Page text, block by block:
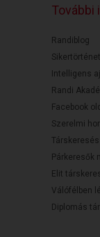
További
Randiblog
Intelligens
Randi
Facebook
Szerelmi
Párkeresők
Elit
Válófélben
Diplomás